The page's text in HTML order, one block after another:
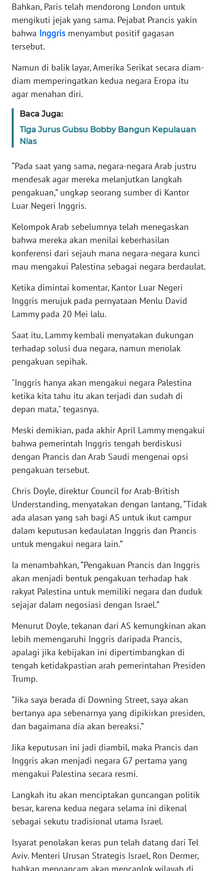
Bahkan, Paris telah mendorong London untuk
mengikuti jejak yang sama. Pejabat Prancis yakin
bahwa Inggris menyambut positif gagasan
tersebut.
Namun di balik layar, Amerika Serikat secara diam-
diam memperingatkan kedua negara Eropa itu
agar menahan diri.
Baca Juga:
Tiga Jurus Gubsu Bobby Bangun Kepulauan
Nias
“Pada saat yang sama, negara-negara Arab justru
mendesak agar mereka melanjutkan langkah
pengakuan,” ungkap seorang sumber di Kantor
Luar Negeri Inggris.
Kelompok Arab sebelumnya telah menegaskan
bahwa mereka akan menilai keberhasilan
konferensi dari sejauh mana negara-negara kunci
mau mengakui Palestina sebagai negara berdaulat.
Ketika dimintai komentar, Kantor Luar Negeri
Inggris merujuk pada pernyataan Menlu David
Lammy pada 20 Mei lalu.
Saat itu, Lammy kembali menyatakan dukungan
terhadap solusi dua negara, namun menolak
pengakuan sepihak.
"Inggris hanya akan mengakui negara Palestina
ketika kita tahu itu akan terjadi dan sudah di
depan mata," tegasnya.
Meski demikian, pada akhir April Lammy mengakui
bahwa pemerintah Inggris tengah berdiskusi
dengan Prancis dan Arab Saudi mengenai opsi
pengakuan tersebut.
Chris Doyle, direktur Council for Arab-British
Understanding, menyatakan dengan lantang, “Tidak
ada alasan yang sah bagi AS untuk ikut campur
dalam keputusan kedaulatan Inggris dan Prancis
untuk mengakui negara lain.”
Ia menambahkan, “Pengakuan Prancis dan Inggris
akan menjadi bentuk pengakuan terhadap hak
rakyat Palestina untuk memiliki negara dan duduk
sejajar dalam negosiasi dengan Israel.”
Menurut Doyle, tekanan dari AS kemungkinan akan
lebih memengaruhi Inggris daripada Prancis,
apalagi jika kebijakan ini dipertimbangkan di
tengah ketidakpastian arah pemerintahan Presiden
Trump.
“Jika saya berada di Downing Street, saya akan
bertanya apa sebenarnya yang dipikirkan presiden,
dan bagaimana dia akan bereaksi.”
Jika keputusan ini jadi diambil, maka Prancis dan
Inggris akan menjadi negara G7 pertama yang
mengakui Palestina secara resmi.
Langkah itu akan menciptakan guncangan politik
besar, karena kedua negara selama ini dikenal
sebagai sekutu tradisional utama Israel.
Isyarat penolakan keras pun telah datang dari Tel
Aviv. Menteri Urusan Strategis Israel, Ron Dermer,
DISCLAIMER
Wahana
News
Regional
WN
WN
JABAR
BANTEN
WN
NTT
WN
KEPRI
PAPUA
WN
BARAT
WN
WN
SERAMBI
JAMBI
WN
SULTRA
NTB
WN
SULTENG
WN
SULBAR
WN
BABEL
WN
SUMBAR
SUMSEL
WN
WN
LAMPUNG
WN
JATENG